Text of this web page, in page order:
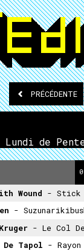
PRÉCÉDENTE
de
Wound - Stick That Chick &
-
- Le Col
De Tapol -